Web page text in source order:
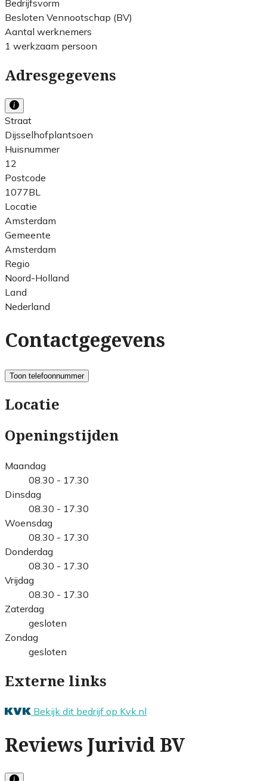
Bedrijfsvorm
Besloten Vennootschap (BV)
Aantal werknemers
1 werkzaam persoon
Adresgegevens
Straat
Dijsselhofplantsoen
Huisnummer
12
Postcode
1077BL
Locatie
Amsterdam
Gemeente
Amsterdam
Regio
Noord-Holland
Land
Nederland
Contactgegevens
Toon telefoonnummer
Locatie
Openingstijden
Maandag
08.30 - 17.30
Dinsdag
08.30 - 17.30
Woensdag
08.30 - 17.30
Donderdag
08.30 - 17.30
Vrijdag
08.30 - 17.30
Zaterdag
gesloten
Zondag
gesloten
Externe links
Bekijk dit bedrijf op Kvk.nl
Reviews Jurivid BV